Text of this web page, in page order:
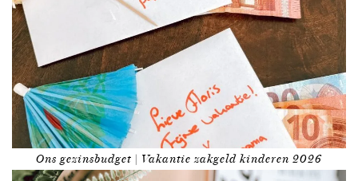
Ons gezinsbudget | Vakantie zakgeld kinderen 2026